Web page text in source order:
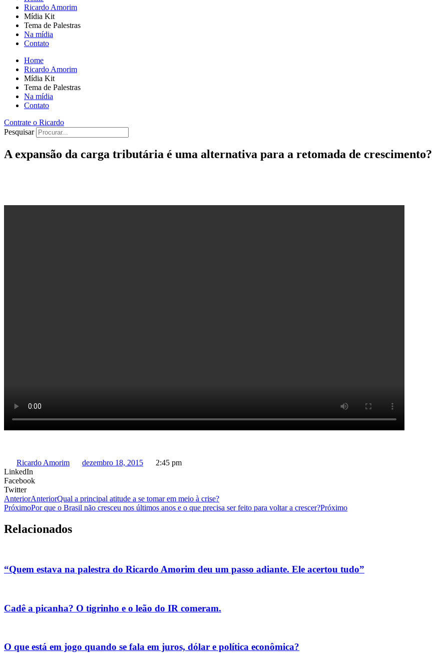
Ricardo Amorim
Mídia Kit
Tema de Palestras
Na mídia
Contato
Home
Ricardo Amorim
Mídia Kit
Tema de Palestras
Na mídia
Contato
Contrate o Ricardo
Pesquisar
A expansão da carga tributária é uma alternativa para a retomada de crescimento?
Ricardo Amorim dezembro 18, 2015
2:45 pm
LinkedIn
Facebook
Twitter
AnteriorAnteriorQual a principal atitude a se tomar em meio à crise?
PróximoPor que o Brasil não cresceu nos últimos anos e o que precisa ser feito para voltar a crescer?Próximo
Relacionados
“Quem estava na palestra do Ricardo Amorim deu um passo adiante. Ele acertou tudo”
Cadê a picanha? O tigrinho e o leão do IR comeram.
O que está em jogo quando se fala em juros, dólar e política econômica?